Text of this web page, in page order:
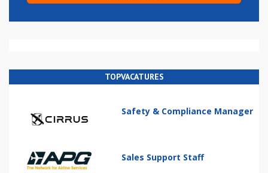
TOPVACATURES
Safety & Compliance Manager
Sales Support Staff